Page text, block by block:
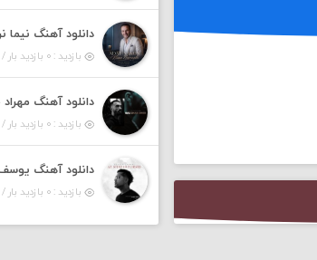
دانلود آهنگ نیما
بازدید : ۰ بازدید بار /
دانلود آهنگ
بازدید : ۰ بازدید بار /
بازدید : ۰ بازدید بار /